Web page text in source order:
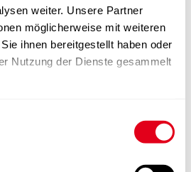
weiter. Unsere Partner
möglicherweise mit weiteren
ihnen bereitgestellt haben oder
Nutzung der Dienste gesammelt